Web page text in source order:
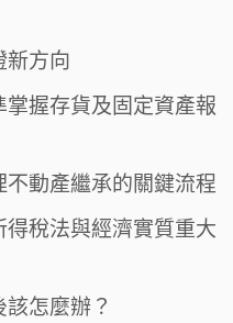
新方向
掌握存貨及固定資產報
不動產繼承的關鍵流程
得稅法與經濟實質重大
怎麼辦？